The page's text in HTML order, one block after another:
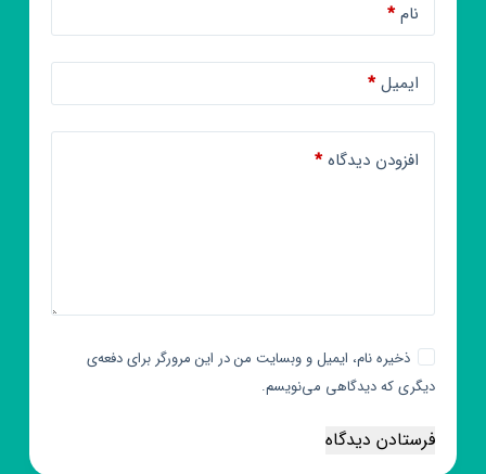
نام*
ایمیل*
افزودن دیدگاه*
ذخیره نام، ایمیل و وبسایت من در این مرورگر برای دفعه‌ی
دیگری که دیدگاهی می‌نویسم.
فرستادن دیدگاه